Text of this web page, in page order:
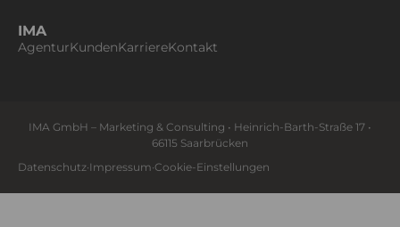
IMA
AgenturKundenKarriereKontakt
IMA GmbH – Marketing & Consulting • Heinrich-Barth-Straße 17 •
66115 Saarbrücken
Datenschutz·Impressum·Cookie-Einstellungen